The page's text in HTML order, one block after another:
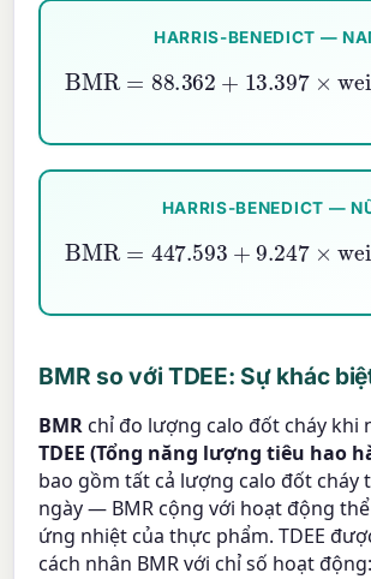
HARRIS-BENEDICT —
BMR= 88.362+ 13.397×
− 5.677×age
HARRIS-BENEDICT —
BMR=447.593+ 9.247×
−4.330×age
BMR so với TDEE: Sự khác
BMRchỉ đo lượng calo đốt cháy khi
TDEE (Tổng năng lượng tiêu hao
bao gồm tất cả lượng calo đốt cháy
ngày — BMR cộng với hoạt động
ứng nhiệt của thực phẩm. TDEE
cách nhân BMR với chỉ số hoạt động: